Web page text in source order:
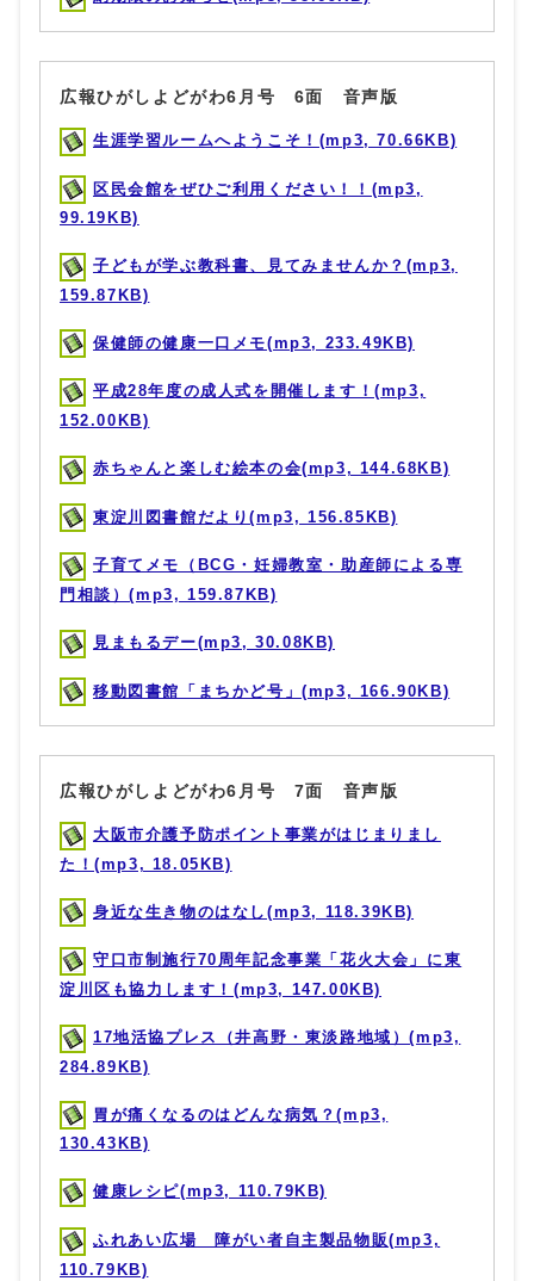
広報ひがしよどがわ6月号 6面 音声版
生涯学習ルームへようこそ！(mp3, 70.66KB)
区民会館をぜひご利用ください！！(mp3,
99.19KB)
子どもが学ぶ教科書、見てみませんか？(mp3,
159.87KB)
保健師の健康一口メモ(mp3, 233.49KB)
平成28年度の成人式を開催します！(mp3,
152.00KB)
赤ちゃんと楽しむ絵本の会(mp3, 144.68KB)
東淀川図書館だより(mp3, 156.85KB)
子育てメモ（BCG・妊婦教室・助産師による専
門相談）(mp3, 159.87KB)
見まもるデー(mp3, 30.08KB)
移動図書館「まちかど号」(mp3, 166.90KB)
広報ひがしよどがわ6月号 7面 音声版
大阪市介護予防ポイント事業がはじまりまし
た！(mp3, 18.05KB)
身近な生き物のはなし(mp3, 118.39KB)
守口市制施行70周年記念事業「花火大会」に東
淀川区も協力します！(mp3, 147.00KB)
17地活協プレス（井高野・東淡路地域）(mp3,
284.89KB)
胃が痛くなるのはどんな病気？(mp3,
130.43KB)
健康レシピ(mp3, 110.79KB)
ふれあい広場 障がい者自主製品物販(mp3,
110.79KB)